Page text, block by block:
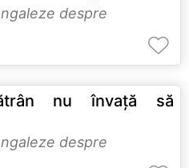
despre
nu învaţă să
despre